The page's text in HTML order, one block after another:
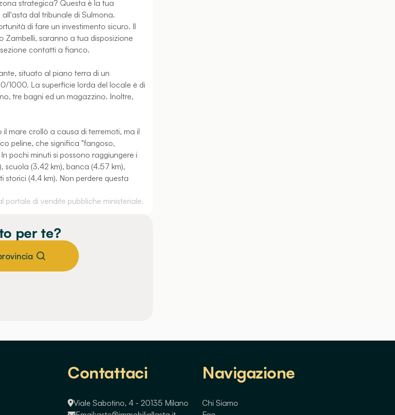
strategica? Questa è la tua
dal tribunale di Sulmona.
di fare un investimento sicuro. Il
Zambelli, saranno a tua disposizione
contatti a fianco.
situato al piano terra di un
1000. La superficie lorda del locale è di
tre bagni ed un magazzino. Inoltre,
mare crollò a causa di terremoti, ma il
peline, che significa "fangoso,
pochi minuti si possono raggiungere i
scuola (3.42 km), banca (4.57 km),
storici (4.4 km). Non perdere questa
di vendite pubbliche ministeriale.
per te?
Contattaci
Viale Sabotino, 4 - 20135 Milano
Navigazione
Chi Siamo